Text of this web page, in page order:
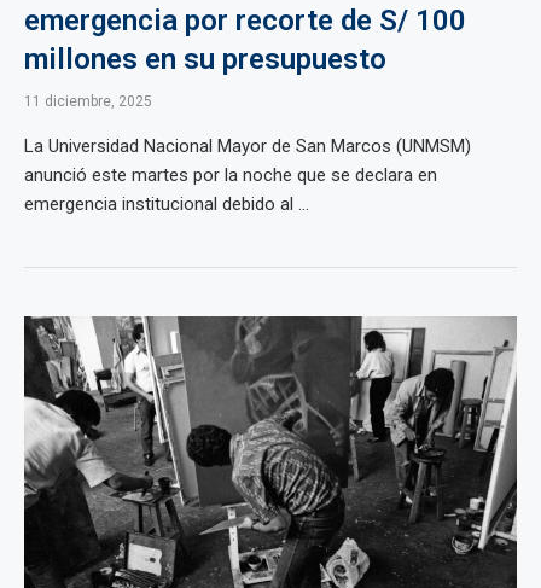
emergencia por recorte de S/ 100
millones en su presupuesto
11 diciembre, 2025
La Universidad Nacional Mayor de San Marcos (UNMSM)
anunció este martes por la noche que se declara en
emergencia institucional debido al ...